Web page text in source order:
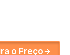
o Preço